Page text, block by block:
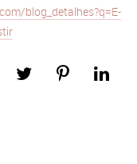
blog_detalhes?q=E-